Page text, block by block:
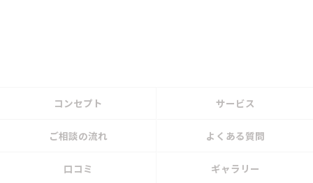
コンセプト サービス
ご相談の流れ よくある質問
口コミ ギャラリー